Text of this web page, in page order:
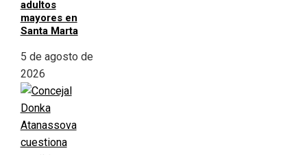
adultos
mayores en
Santa Marta
5 de agosto de
2026